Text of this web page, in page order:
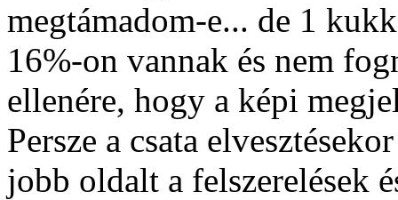
megtámadom-e... de 1
16%-on vannak és nem
ellenére, hogy a képi
Persze a csata
jobb oldalt a felszerelések